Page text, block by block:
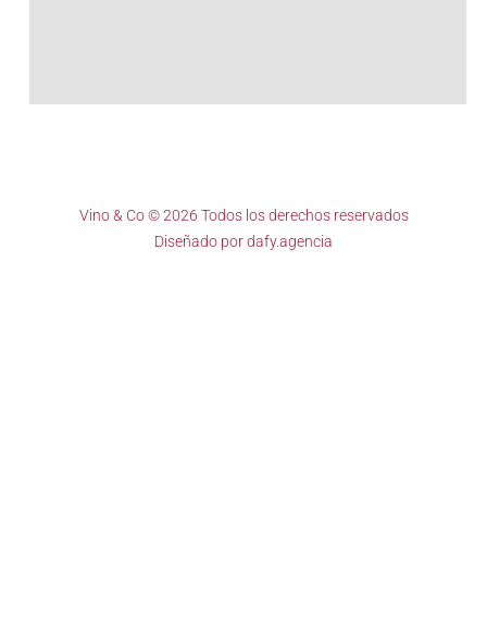
Vino & Co © 2026 Todos los derechos reservados
Diseñado pordafy.agencia